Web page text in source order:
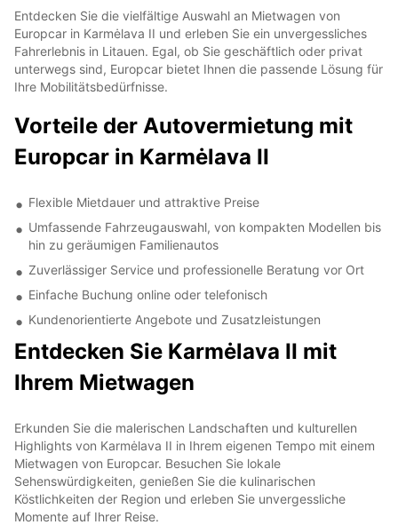
Entdecken Sie die vielfältige Auswahl an Mietwagen von
Europcar in Karmėlava II und erleben Sie ein unvergessliches
Fahrerlebnis in Litauen. Egal, ob Sie geschäftlich oder privat
unterwegs sind, Europcar bietet Ihnen die passende Lösung für
Ihre Mobilitätsbedürfnisse.
Vorteile der Autovermietung mit
Europcar in Karmėlava II
Flexible Mietdauer und attraktive Preise
Umfassende Fahrzeugauswahl, von kompakten Modellen bis
hin zu geräumigen Familienautos
Zuverlässiger Service und professionelle Beratung vor Ort
Einfache Buchung online oder telefonisch
Kundenorientierte Angebote und Zusatzleistungen
Entdecken Sie Karmėlava II mit
Ihrem Mietwagen
Erkunden Sie die malerischen Landschaften und kulturellen
Highlights von Karmėlava II in Ihrem eigenen Tempo mit einem
Mietwagen von Europcar. Besuchen Sie lokale
Sehenswürdigkeiten, genießen Sie die kulinarischen
Köstlichkeiten der Region und erleben Sie unvergessliche
Momente auf Ihrer Reise.